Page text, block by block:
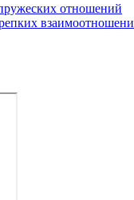
отношений